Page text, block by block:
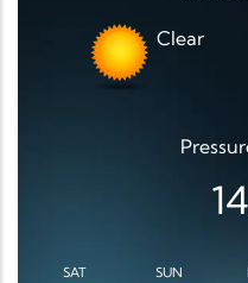
Clear
SAT SUN